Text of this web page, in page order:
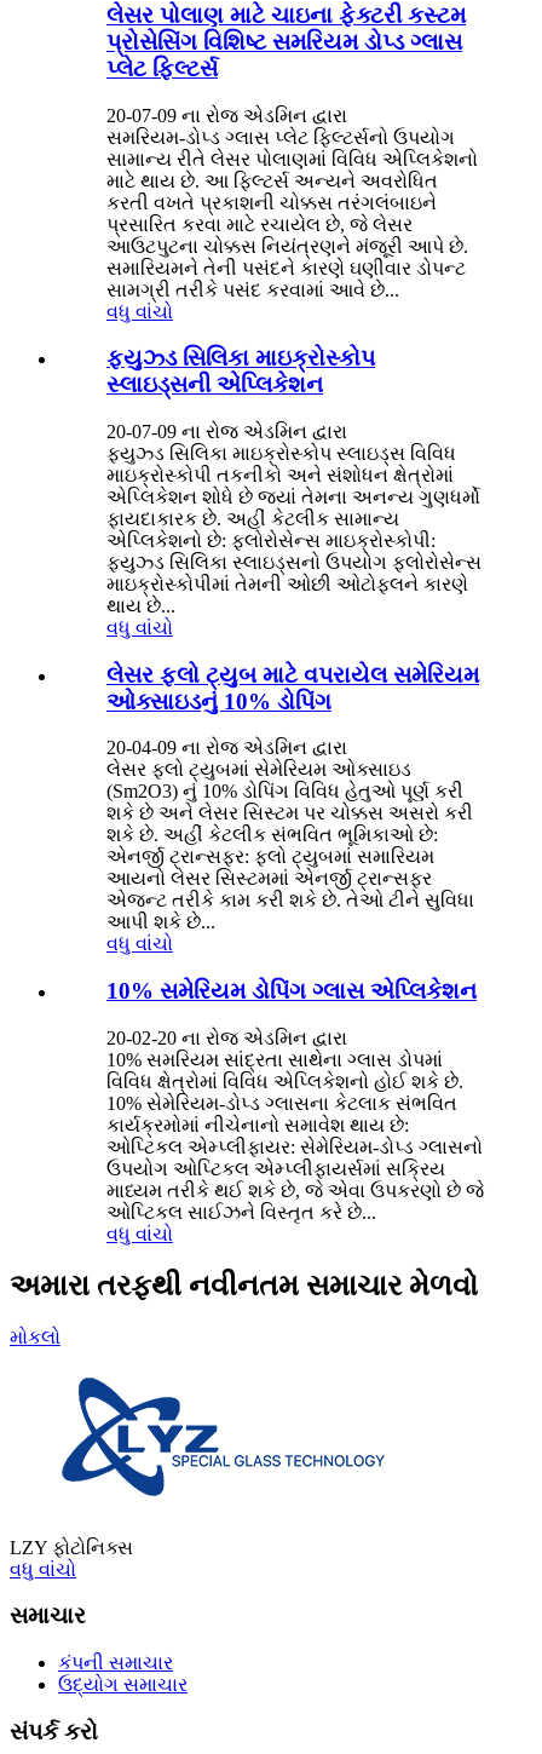
લેસર પોલાણ માટે ચાઇના ફેક્ટરી કસ્ટમ
પ્રોસેસિંગ વિશિષ્ટ સમરિયમ ડોપ્ડ ગ્લાસ
પ્લેટ ફિલ્ટર્સ
20-07-09 ના રોજ એડમિન દ્વારા
સમરિયમ-ડોપ્ડ ગ્લાસ પ્લેટ ફિલ્ટર્સનો ઉપયોગ
સામાન્ય રીતે લેસર પોલાણમાં વિવિધ એપ્લિકેશનો
માટે થાય છે. આ ફિલ્ટર્સ અન્યને અવરોધિત
કરતી વખતે પ્રકાશની ચોક્કસ તરંગલંબાઇને
પ્રસારિત કરવા માટે રચાયેલ છે, જે લેસર
આઉટપુટના ચોક્કસ નિયંત્રણને મંજૂરી આપે છે.
સમારિયમને તેની પસંદને કારણે ઘણીવાર ડોપન્ટ
સામગ્રી તરીકે પસંદ કરવામાં આવે છે...
વધુ વાંચો
ફ્યુઝ્ડ સિલિકા માઇક્રોસ્કોપ
સ્લાઇડ્સની એપ્લિકેશન
20-07-09 ના રોજ એડમિન દ્વારા
ફ્યુઝ્ડ સિલિકા માઇક્રોસ્કોપ સ્લાઇડ્સ વિવિધ
માઇક્રોસ્કોપી તકનીકો અને સંશોધન ક્ષેત્રોમાં
એપ્લિકેશન શોધે છે જ્યાં તેમના અનન્ય ગુણધર્મો
ફાયદાકારક છે. અહીં કેટલીક સામાન્ય
એપ્લિકેશનો છે: ફ્લોરોસેન્સ માઇક્રોસ્કોપી:
ફ્યુઝ્ડ સિલિકા સ્લાઇડ્સનો ઉપયોગ ફ્લોરોસેન્સ
માઇક્રોસ્કોપીમાં તેમની ઓછી ઓટોફ્લને કારણે
થાય છે...
વધુ વાંચો
લેસર ફ્લો ટ્યુબ માટે વપરાયેલ સમેરિયમ
ઓક્સાઇડનું 10% ડોપિંગ
20-04-09 ના રોજ એડમિન દ્વારા
લેસર ફ્લો ટ્યુબમાં સેમેરિયમ ઓક્સાઇડ
(Sm2O3) નું 10% ડોપિંગ વિવિધ હેતુઓ પૂર્ણ કરી
શકે છે અને લેસર સિસ્ટમ પર ચોક્કસ અસરો કરી
શકે છે. અહીં કેટલીક સંભવિત ભૂમિકાઓ છે:
એનર્જી ટ્રાન્સફર: ફ્લો ટ્યુબમાં સમારિયમ
આયનો લેસર સિસ્ટમમાં એનર્જી ટ્રાન્સફર
એજન્ટ તરીકે કામ કરી શકે છે. તેઓ ટીને સુવિધા
આપી શકે છે...
વધુ વાંચો
10% સમેરિયમ ડોપિંગ ગ્લાસ એપ્લિકેશન
20-02-20 ના રોજ એડમિન દ્વારા
10% સમરિયમ સાંદ્રતા સાથેના ગ્લાસ ડોપમાં
વિવિધ ક્ષેત્રોમાં વિવિધ એપ્લિકેશનો હોઈ શકે છે.
10% સેમેરિયમ-ડોપ્ડ ગ્લાસના કેટલાક સંભવિત
કાર્યક્રમોમાં નીચેનાનો સમાવેશ થાય છે:
ઓપ્ટિકલ એમ્પ્લીફાયર: સેમેરિયમ-ડોપ્ડ ગ્લાસનો
ઉપયોગ ઓપ્ટિકલ એમ્પ્લીફાયર્સમાં સક્રિય
માધ્યમ તરીકે થઈ શકે છે, જે એવા ઉપકરણો છે જે
ઓપ્ટિકલ સાઈઝને વિસ્તૃત કરે છે...
વધુ વાંચો
અમારા તરફથી નવીનતમ સમાચાર મેળવો
મોકલો
LZY ફોટોનિક્સ
વધુ વાંચો
સમાચાર
કંપની સમાચાર
ઉદ્યોગ સમાચાર
સંપર્ક કરો